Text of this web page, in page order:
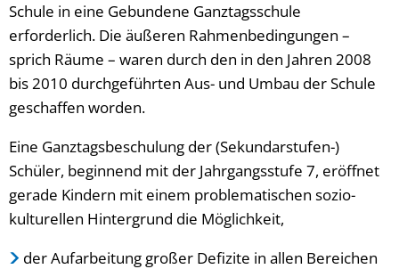
Schule in eine Gebundene Ganztagsschule
erforderlich. Die äußeren Rahmenbedingungen –
sprich Räume – waren durch den in den Jahren 2008
bis 2010 durchgeführten Aus- und Umbau der Schule
geschaffen worden.
Eine Ganztagsbeschulung der (Sekundarstufen-)
Schüler, beginnend mit der Jahrgangsstufe 7, eröffnet
gerade Kindern mit einem problematischen sozio-
kulturellen Hintergrund die Möglichkeit,
der Aufarbeitung großer Defizite in allen Bereichen